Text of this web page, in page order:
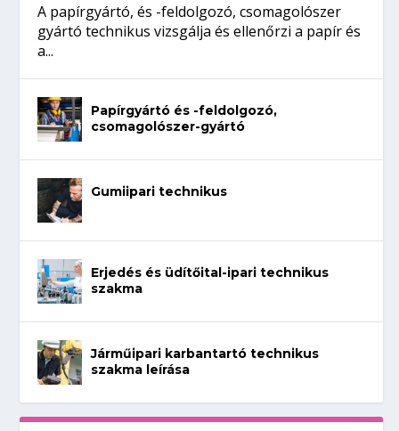
A papírgyártó, és -feldolgozó, csomagolószer
gyártó technikus vizsgálja és ellenőrzi a papír és
a...
Papírgyártó és -feldolgozó,
csomagolószer-gyártó
Gumiipari technikus
Erjedés és üdítőital-ipari technikus
szakma
Járműipari karbantartó technikus
szakma leírása